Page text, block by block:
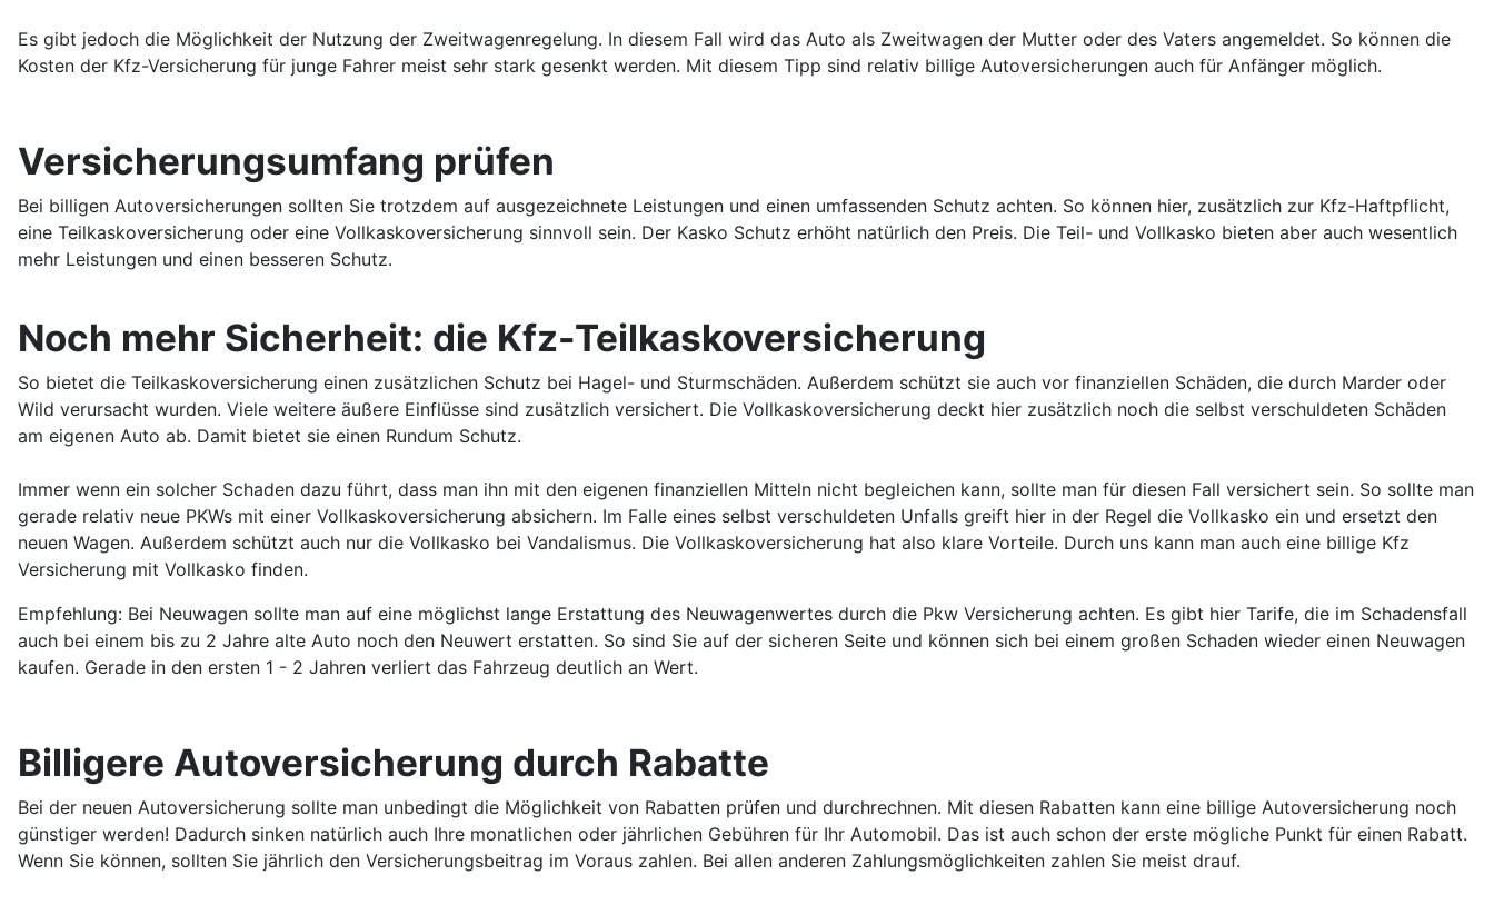
Es gibt jedoch die Möglichkeit der Nutzung der Zweitwagenregelung. In diesem Fall wird das Auto als Zweitwagen der Mutter oder des Vaters angemeldet. So können die
Kosten der Kfz-Versicherung für junge Fahrer meist sehr stark gesenkt werden. Mit diesem Tipp sind relativ billige Autoversicherungen auch für Anfänger möglich.
Versicherungsumfang prüfen
Bei billigen Autoversicherungen sollten Sie trotzdem auf ausgezeichnete Leistungen und einen umfassenden Schutz achten. So können hier, zusätzlich zur Kfz-Haftpflicht,
eine Teilkaskoversicherung oder eine Vollkaskoversicherung sinnvoll sein. Der Kasko Schutz erhöht natürlich den Preis. Die Teil- und Vollkasko bieten aber auch wesentlich
mehr Leistungen und einen besseren Schutz.
Noch mehr Sicherheit: die Kfz-Teilkaskoversicherung
So bietet die Teilkaskoversicherung einen zusätzlichen Schutz bei Hagel- und Sturmschäden. Außerdem schützt sie auch vor finanziellen Schäden, die durch Marder oder
Wild verursacht wurden. Viele weitere äußere Einflüsse sind zusätzlich versichert. Die Vollkaskoversicherung deckt hier zusätzlich noch die selbst verschuldeten Schäden
am eigenen Auto ab. Damit bietet sie einen Rundum Schutz.
Immer wenn ein solcher Schaden dazu führt, dass man ihn mit den eigenen finanziellen Mitteln nicht begleichen kann, sollte man für diesen Fall versichert sein. So sollte man
gerade relativ neue PKWs mit einer Vollkaskoversicherung absichern. Im Falle eines selbst verschuldeten Unfalls greift hier in der Regel die Vollkasko ein und ersetzt den
neuen Wagen. Außerdem schützt auch nur die Vollkasko bei Vandalismus. Die Vollkaskoversicherung hat also klare Vorteile. Durch uns kann man auch eine billige Kfz
Versicherung mit Vollkasko finden.
Empfehlung: Bei Neuwagen sollte man auf eine möglichst lange Erstattung des Neuwagenwertes durch die Pkw Versicherung achten. Es gibt hier Tarife, die im Schadensfall
auch bei einem bis zu 2 Jahre alte Auto noch den Neuwert erstatten. So sind Sie auf der sicheren Seite und können sich bei einem großen Schaden wieder einen Neuwagen
kaufen. Gerade in den ersten 1 - 2 Jahren verliert das Fahrzeug deutlich an Wert.
Billigere Autoversicherung durch Rabatte
Bei der neuen Autoversicherung sollte man unbedingt die Möglichkeit von Rabatten prüfen und durchrechnen. Mit diesen Rabatten kann eine billige Autoversicherung noch
günstiger werden! Dadurch sinken natürlich auch Ihre monatlichen oder jährlichen Gebühren für Ihr Automobil. Das ist auch schon der erste mögliche Punkt für einen Rabatt.
Wenn Sie können, sollten Sie jährlich den Versicherungsbeitrag im Voraus zahlen. Bei allen anderen Zahlungsmöglichkeiten zahlen Sie meist drauf.